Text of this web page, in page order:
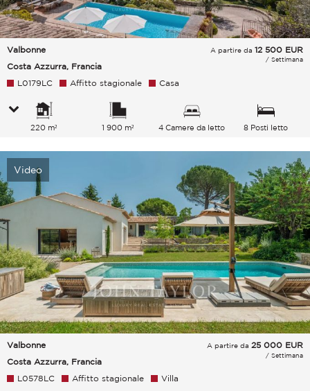
Valbonne
Costa Azzurra, Francia
A partire da 12 500 EUR
/ Settimana
L0179LC Affitto stagionale Casa
220 m² 1 900 m² 4 Camere da letto 8 Posti letto
Video
Valbonne
Costa Azzurra, Francia
A partire da 25 000 EUR
/ Settimana
L0578LC Affitto stagionale Villa